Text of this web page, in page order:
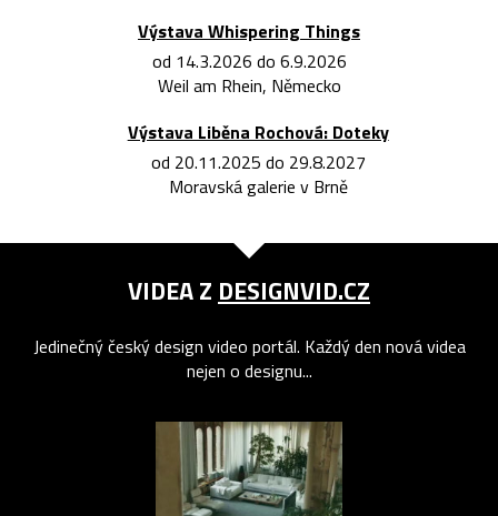
Výstava Whispering Things
od 14.3.2026 do 6.9.2026
Weil am Rhein, Německo
Výstava Liběna Rochová: Doteky
od 20.11.2025 do 29.8.2027
Moravská galerie v Brně
VIDEA Z DESIGNVID.CZ
Jedinečný český design video portál. Každý den nová videa
nejen o designu...